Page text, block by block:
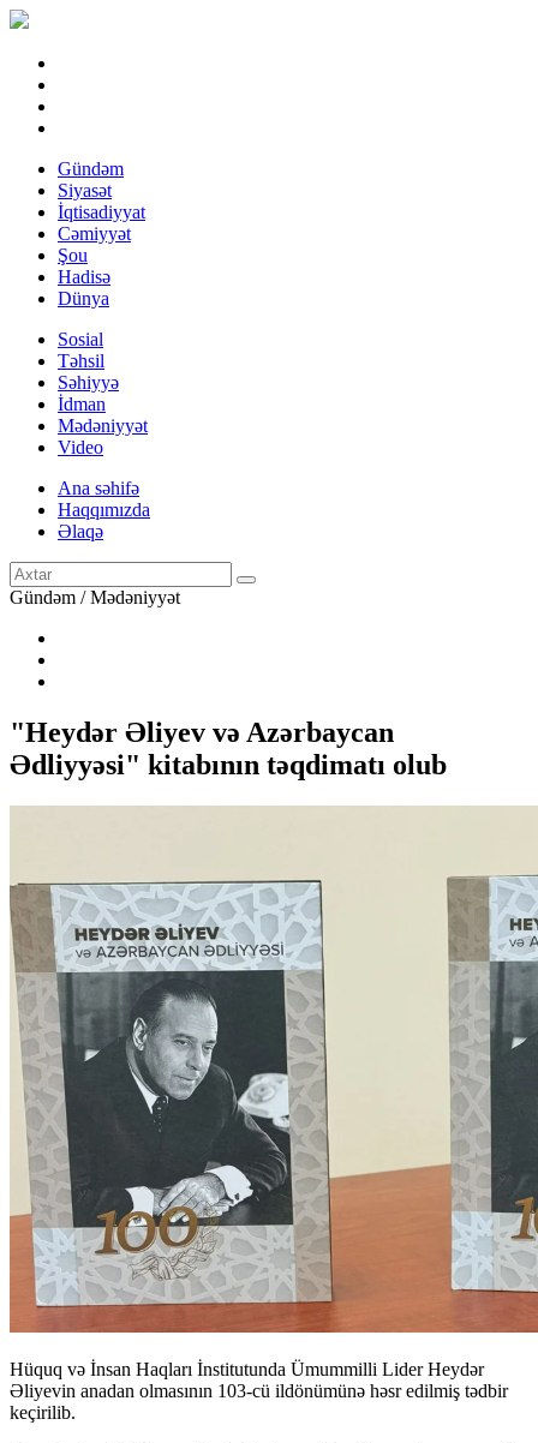
Gündəm
Siyasət
İqtisadiyyat
Cəmiyyət
Şou
Hadisə
Dünya
Sosial
Təhsil
Səhiyyə
İdman
Mədəniyyət
Video
Ana səhifə
Haqqımızda
Əlaqə
Gündəm / Mədəniyyət
"Heydər Əliyev və Azərbaycan
Ədliyyəsi" kitabının təqdimatı olub
Hüquq və İnsan Haqları İnstitutunda Ümummilli Lider Heydər
Əliyevin anadan olmasının 103-cü ildönümünə həsr edilmiş tədbir
keçirilib.